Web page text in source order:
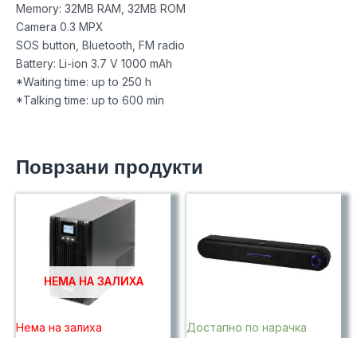
Memory: 32MB RAM, 32MB ROM
Camera 0.3 MPX
SOS button, Bluetooth, FM radio
Battery: Li-ion 3.7 V 1000 mAh
*Waiting time: up to 250 h
*Talking time: up to 600 min
Поврзани продукти
НЕМА НА ЗАЛИХА
Нема на залиха Достапно по нарачка